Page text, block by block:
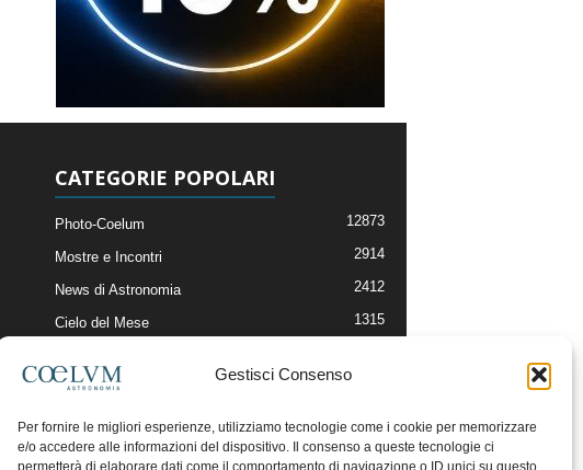
Gestisci Consenso
Per fornire le migliori esperienze, utilizziamo tecnologie come i cookie per memorizzare
e/o accedere alle informazioni del dispositivo. Il consenso a queste tecnologie ci
permetterà di elaborare dati come il comportamento di navigazione o ID unici su questo
CATEGORIE POPOLARI
Photo-Coelum 12873
Mostre e Incontri 2914
News di Astronomia 2412
Cielo del Mese 1315
Articoli e Risorse On-Line
Il Blog della Redazione